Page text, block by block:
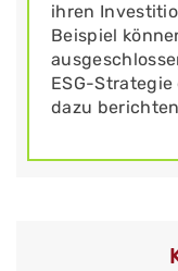
ihren
Beispiel
ESG-
dazu